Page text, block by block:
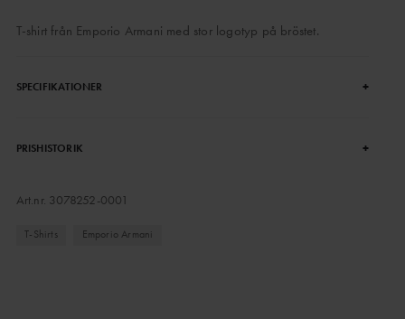
T-shirt från Emporio Armani med stor logotyp på bröstet.
SPECIFIKATIONER +
PRISHISTORIK +
Art.nr. 3078252-0001
T-Shirts Emporio Armani